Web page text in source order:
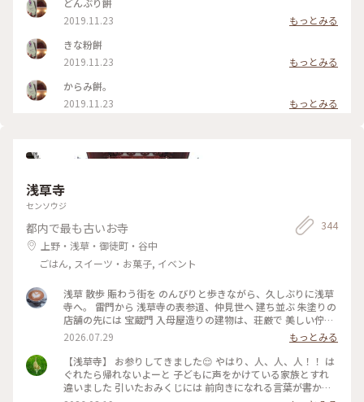
2019.11.23
もっとみる
きな粉餅
2019.11.23
もっとみる
からみ餅。
2019.11.23
もっとみる
浅草寺
センソウジ
都内で最も古いお寺
上野・浅草・御徒町・谷中
ごはん, スイーツ・お菓子, イベント
344
浅草 散歩 賑わう街を のんびりと歩きながら、久しぶりに浅草
寺へ。 雷門から 浅草寺の表参道、仲見世へ 建ち並ぶ 朱塗りの
店舗の先には 宝蔵門 入母屋造りの建物は、荘厳で 美しい佇ま
い 思わず 見惚れてしまいます♡ こちらに掲げられている お馴
染みの "小舟町"と記された大提灯が 見当たらず。。 調べてみ
ると、10年ぶりに 掛け替えられるとのこと、 10月末頃に 新調
され、お目見えするそうです。 本堂でお参り、上から境内を眺
めました。 参拝の人々で 華やぐ境内、凛と佇む 五重塔 社殿を
吹き抜ける 心地良い風を感じながら 眺める風景は、神々しさ
2026.07.29
もっとみる
【浅草寺】 お参りしてきました😌 やはり、人、人、人！！ は
ぐれたら帰れないよーと 子どもに声をかけている家族とすれ
違いました 引いたおみくじには 前向きになれる言葉が書かれ